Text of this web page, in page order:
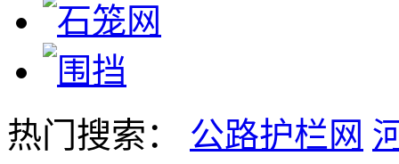
热门搜索： 公路护栏网